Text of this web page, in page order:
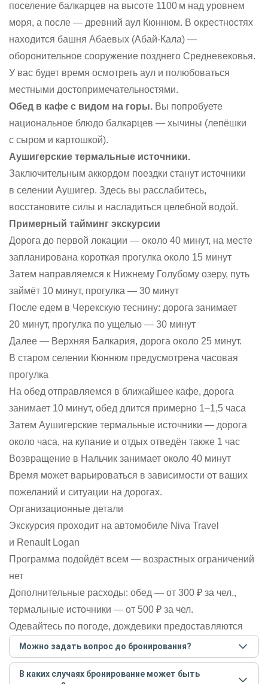
поселение балкарцев на высоте 1100 м над уровнем
моря, а после — древний аул Кюннюм. В окрестностях
находится башня Абаевых (Абай-Кала) —
оборонительное сооружение позднего Cредневековья.
У вас будет время осмотреть аул и полюбоваться
местными достопримечательностями.
Обед в кафе с видом на горы. Вы попробуете
национальное блюдо балкарцев — хычины (лепёшки
с сыром и картошкой).
Аушигерские термальные источники.
Заключительным аккордом поездки станут источники
в селении Аушигер. Здесь вы расслабитесь,
восстановите силы и насладиться целебной водой.
Примерный тайминг экскурсии
Дорога до первой локации — около 40 минут, на месте
запланирована короткая прогулка около 15 минут
Затем направляемся к Нижнему Голубому озеру, путь
займёт 10 минут, прогулка — 30 минут
После едем в Черекскую теснину: дорога занимает
20 минут, прогулка по ущелью — 30 минут
Далее — Верхняя Балкария, дорога около 25 минут.
В старом селении Кюннюм предусмотрена часовая
прогулка
На обед отправляемся в ближайшее кафе, дорога
занимает 10 минут, обед длится примерно 1–1,5 часа
Затем Аушигерские термальные источники — дорога
около часа, на купание и отдых отведён также 1 час
Возвращение в Нальчик занимает около 40 минут
Время может варьироваться в зависимости от ваших
пожеланий и ситуации на дорогах.
Организационные детали
Экскурсия проходит на автомобиле Niva Travel
и Renault Logan
Программа подойдёт всем — возрастных ограничений
нет
Дополнительные расходы: обед — от 300 ₽ за чел.,
термальные источники — от 500 ₽ за чел.
Одевайтесь по погоде, дождевики предоставляются
Можно задать вопрос до бронирования?
Достаточно перейти по ссылке «Задать вопрос» и
написать гиду. Платить при этом не нужно. Сначала
В каких случаях бронирование может быть